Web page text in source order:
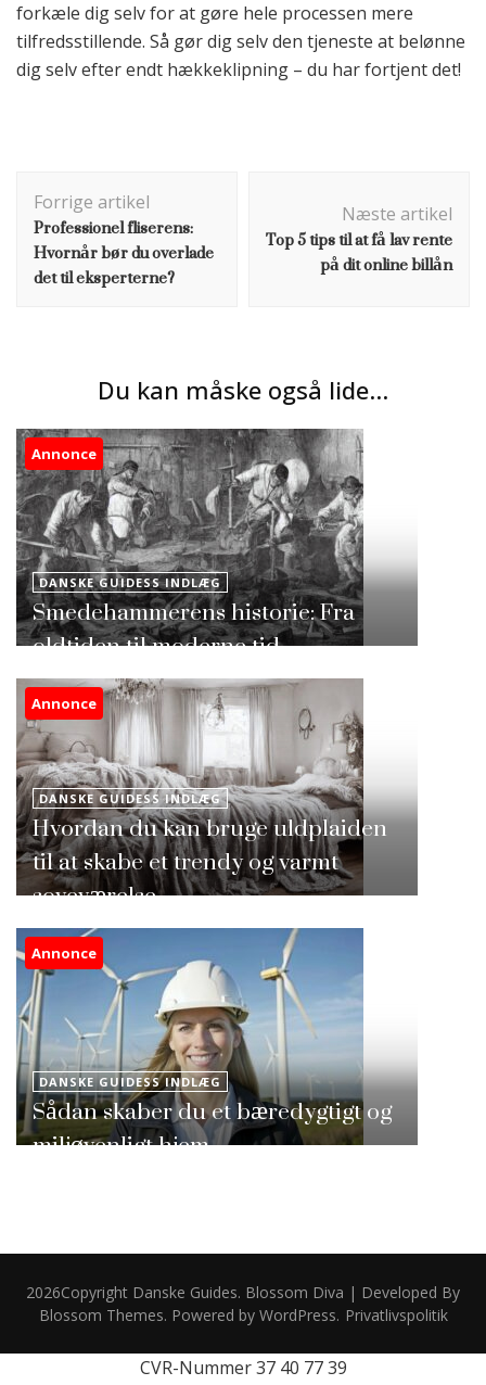
forkæle dig selv for at gøre hele processen mere
tilfredsstillende. Så gør dig selv den tjeneste at belønne
dig selv efter endt hækkeklipning – du har fortjent det!
Forrige artikel
Professionel fliserens:
Hvornår bør du overlade
det til eksperterne?
Næste artikel
Top 5 tips til at få lav rente
på dit online billån
Du kan måske også lide...
Annonce
DANSKE GUIDESS INDLÆG
Smedehammerens historie: Fra
oldtiden til moderne tid
Annonce
DANSKE GUIDESS INDLÆG
Hvordan du kan bruge uldplaiden
til at skabe et trendy og varmt
soveværelse
Annonce
DANSKE GUIDESS INDLÆG
Sådan skaber du et bæredygtigt og
miljøvenligt hjem
2026Copyright Danske Guides. Blossom Diva | Developed By
Blossom Themes. Powered by WordPress. Privatlivspolitik
CVR-Nummer 37 40 77 39